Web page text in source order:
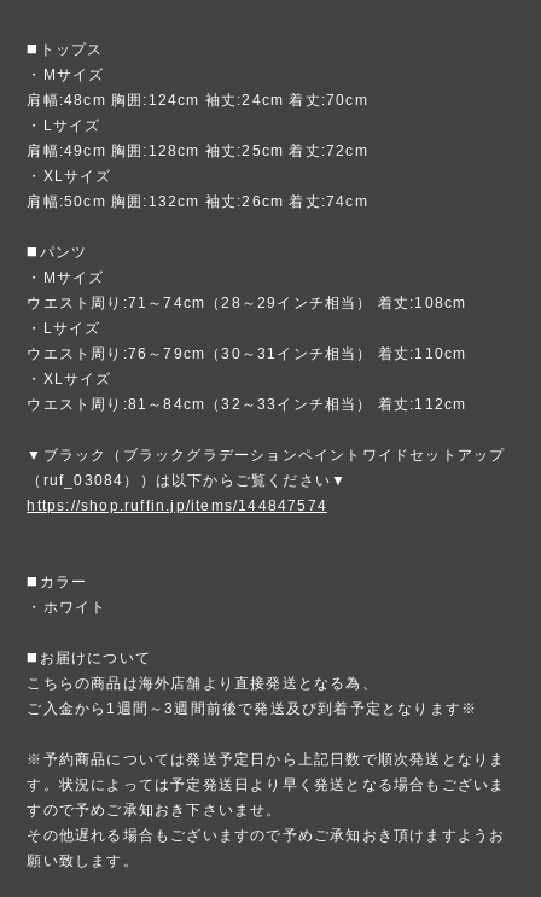
◼️トップス
・Mサイズ
肩幅:48cm 胸囲:124cm 袖丈:24cm 着丈:70cm
・Lサイズ
肩幅:49cm 胸囲:128cm 袖丈:25cm 着丈:72cm
・XLサイズ
肩幅:50cm 胸囲:132cm 袖丈:26cm 着丈:74cm
◼️パンツ
・Mサイズ
ウエスト周り:71～74cm（28～29インチ相当） 着丈:108cm
・Lサイズ
ウエスト周り:76～79cm（30～31インチ相当） 着丈:110cm
・XLサイズ
ウエスト周り:81～84cm（32～33インチ相当） 着丈:112cm
▼ブラック（ブラックグラデーションペイントワイドセットアップ
（ruf_03084））は以下からご覧ください▼
https://shop.ruffin.jp/items/144847574
◼️カラー
・ホワイト
◼️お届けについて
こちらの商品は海外店舗より直接発送となる為、
ご入金から1週間～3週間前後で発送及び到着予定となります※
※予約商品については発送予定日から上記日数で順次発送となりま
す。状況によっては予定発送日より早く発送となる場合もございま
すので予めご承知おき下さいませ。
その他遅れる場合もございますので予めご承知おき頂けますようお
願い致します。